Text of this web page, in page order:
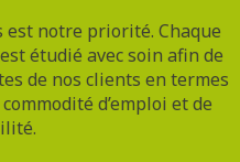
est notre priorité. Chaque
étudié avec soin afin de
de nos clients en termes
d’emploi et de